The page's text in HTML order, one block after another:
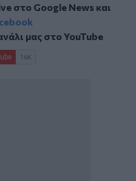
στο Google Newsκαι
μας στοYouTube